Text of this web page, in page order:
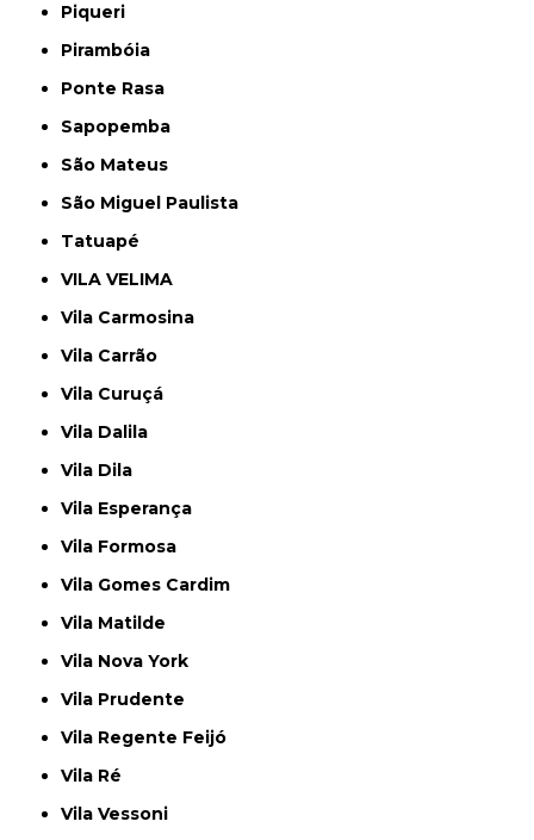
Piqueri
Pirambóia
Ponte Rasa
Sapopemba
São Mateus
São Miguel Paulista
Tatuapé
VILA VELIMA
Vila Carmosina
Vila Carrão
Vila Curuçá
Vila Dalila
Vila Dila
Vila Esperança
Vila Formosa
Vila Gomes Cardim
Vila Matilde
Vila Nova York
Vila Prudente
Vila Regente Feijó
Vila Ré
Vila Vessoni